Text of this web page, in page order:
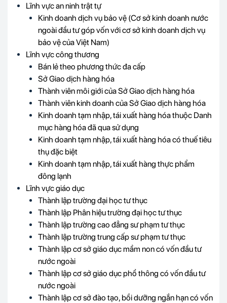
Lĩnh vực an ninh trật tự
Kinh doanh dịch vụ bảo vệ (Cơ sở kinh doanh nước
ngoài đầu tư góp vốn với cơ sở kinh doanh dịch vụ
bảo vệ của Việt Nam)
Lĩnh vực công thương
Bán lẻ theo phương thức đa cấp
Sở Giao dịch hàng hóa
Thành viên môi giới của Sở Giao dịch hàng hóa
Thành viên kinh doanh của Sở Giao dịch hàng hóa
Kinh doanh tạm nhập, tái xuất hàng hóa thuộc Danh
mục hàng hóa đã qua sử dụng
Kinh doanh tạm nhập, tái xuất hàng hóa có thuế tiêu
thụ đặc biệt
Kinh doanh tạm nhập, tái xuất hàng thực phẩm
đông lạnh
Lĩnh vực giáo dục
Thành lập trường đại học tư thục
Thành lập Phân hiệu trường đại học tư thục
Thành lập trường cao đẳng sư phạm tư thục
Thành lập trường trung cấp sư phạm tư thục
Thành lập cơ sở giáo dục mầm non có vốn đầu tư
nước ngoài
Thành lập cơ sở giáo dục phổ thông có vốn đầu tư
nước ngoài
Thành lập cơ sở đào tạo, bồi dưỡng ngắn hạn có vốn